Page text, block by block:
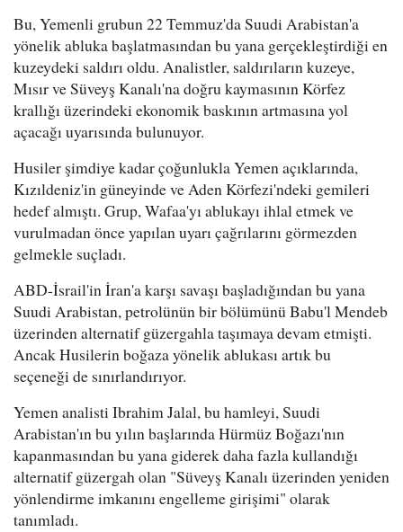
Bu, Yemenli grubun 22 Temmuz'da Suudi Arabistan'a
yönelik abluka başlatmasından bu yana gerçekleştirdiği en
kuzeydeki saldırı oldu. Analistler, saldırıların kuzeye,
Mısır ve Süveyş Kanalı'na doğru kaymasının Körfez
krallığı üzerindeki ekonomik baskının artmasına yol
açacağı uyarısında bulunuyor.
Husiler şimdiye kadar çoğunlukla Yemen açıklarında,
Kızıldeniz'in güneyinde ve Aden Körfezi'ndeki gemileri
hedef almıştı. Grup, Wafaa'yı ablukayı ihlal etmek ve
vurulmadan önce yapılan uyarı çağrılarını görmezden
gelmekle suçladı.
ABD-İsrail'in İran'a karşı savaşı başladığından bu yana
Suudi Arabistan, petrolünün bir bölümünü Babu'l Mendeb
üzerinden alternatif güzergahla taşımaya devam etmişti.
Ancak Husilerin boğaza yönelik ablukası artık bu
seçeneği de sınırlandırıyor.
Yemen analisti Ibrahim Jalal, bu hamleyi, Suudi
Arabistan'ın bu yılın başlarında Hürmüz Boğazı'nın
kapanmasından bu yana giderek daha fazla kullandığı
alternatif güzergah olan "Süveyş Kanalı üzerinden yeniden
yönlendirme imkanını engelleme girişimi" olarak
tanımladı.